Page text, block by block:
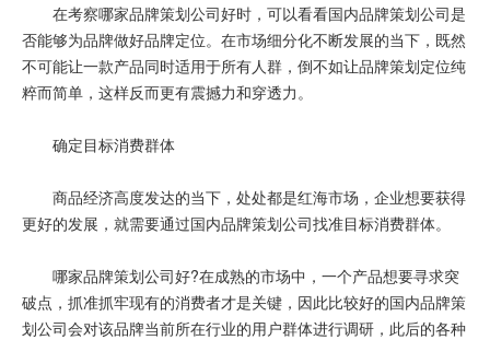
在考察哪家品牌策划公司好时，可以看看国内品牌策划公司是
否能够为品牌做好品牌定位。在市场细分化不断发展的当下，既然
不可能让一款产品同时适用于所有人群，倒不如让品牌策划定位纯
粹而简单，这样反而更有震撼力和穿透力。
确定目标消费群体
商品经济高度发达的当下，处处都是红海市场，企业想要获得
更好的发展，就需要通过国内品牌策划公司找准目标消费群体。
哪家品牌策划公司好?在成熟的市场中，一个产品想要寻求突
破点，抓准抓牢现有的消费者才是关键，因此比较好的国内品牌策
划公司会对该品牌当前所在行业的用户群体进行调研，此后的各种